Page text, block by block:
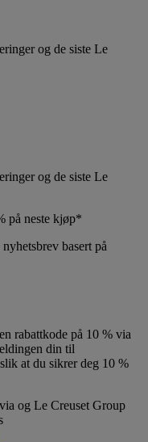
og de siste Le
og de siste Le
på neste kjøp*
basert på
rabattkode på 10 % via
din til
at du sikrer deg 10 %
og Le Creuset Group